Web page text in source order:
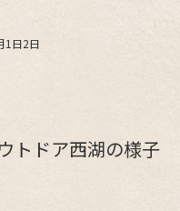
トドア西湖の様子